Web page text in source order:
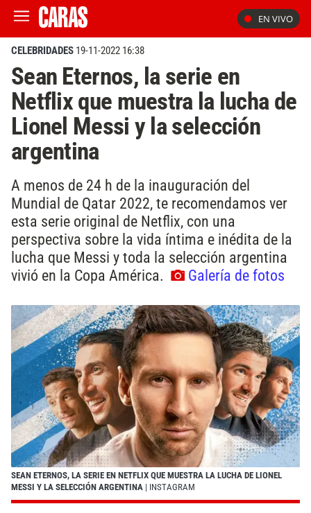
EN VIVO
CELEBRIDADES 19-11-2022 16:38
Sean Eternos, la serie en
Netflix que muestra la lucha de
Lionel Messi y la selección
argentina
A menos de 24 h de la inauguración del
Mundial de Qatar 2022, te recomendamos ver
esta serie original de Netflix, con una
perspectiva sobre la vida íntima e inédita de la
lucha que Messi y toda la selección argentina
vivió en la Copa América.
Galería de fotos
SEAN ETERNOS, LA SERIE EN NETFLIX QUE MUESTRA LA LUCHA DE LIONEL
MESSI Y LA SELECCIÓN ARGENTINA | INSTAGRAM